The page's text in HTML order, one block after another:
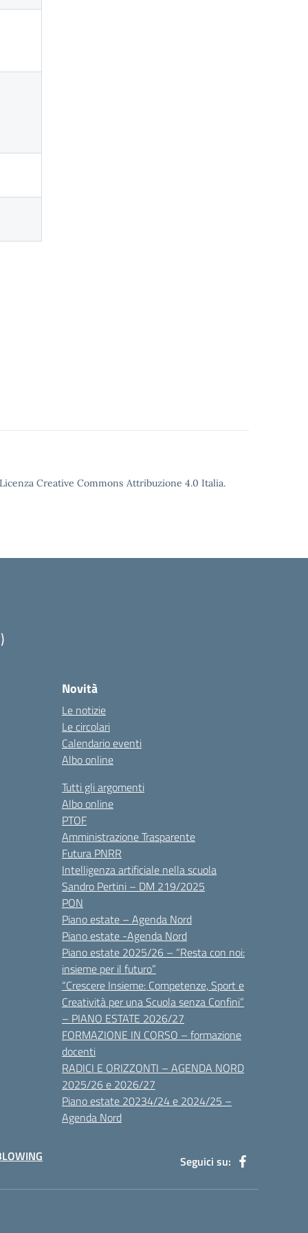
Creative Commons Attribuzione 4.0 Italia.
Novità
Le notizie
Le circolari
Calendario eventi
Albo online
Tutti gli argomenti
Albo online
PTOF
Amministrazione Trasparente
Futura PNRR
Intelligenza artificiale nella scuola
Sandro Pertini – DM 219/2025
PON
Piano estate – Agenda Nord
Piano estate -Agenda Nord
Piano estate 2025/26 – “Resta con noi:
insieme per il futuro”
“Crescere Insieme: Competenze, Sport e
Creatività per una Scuola senza Confini”
– PIANO ESTATE 2026/27
FORMAZIONE IN CORSO – formazione
docenti
RADICI E ORIZZONTI – AGENDA NORD
2025/26 e 2026/27
Piano estate 20234/24 e 2024/25 –
Agenda Nord
Seguici su: